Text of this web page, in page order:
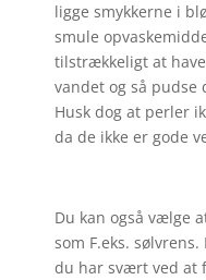
ligge smykkerne i
smule
tilstrækkeligt at
vandet og så
Husk dog at perler
da de ikke er gode
Du kan også vælge
som F.eks.
du har svært ved at